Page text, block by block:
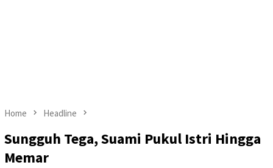
Home Headline
Sungguh Tega, Suami Pukul Istri Hingga
Memar